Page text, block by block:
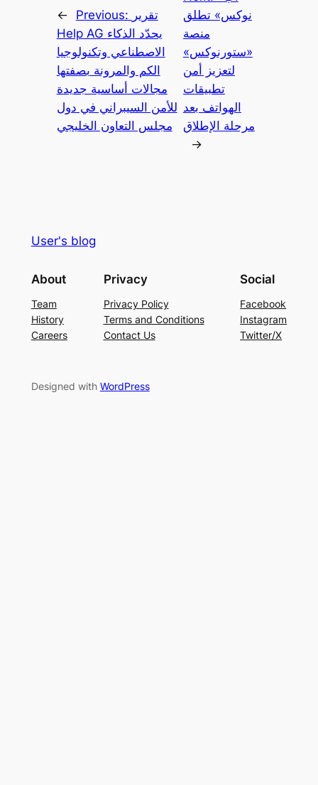
← Previous: تقرير
Help AG يحدّد الذكاء
الاصطناعي وتكنولوجيا
الكم والمرونة بصفتها
مجالات أساسية جديدة
للأمن السيبراني في دول
مجلس التعاون الخليجي
نوكس» تطلق
منصة
«ستورنوكس»
لتعزيز أمن
تطبيقات
الهواتف بعد
مرحلة الإطلاق
→
User's blog
About
Team
History
Careers
Privacy
Privacy Policy
Terms and Conditions
Contact Us
Social
Facebook
Instagram
Twitter/X
Designed with WordPress